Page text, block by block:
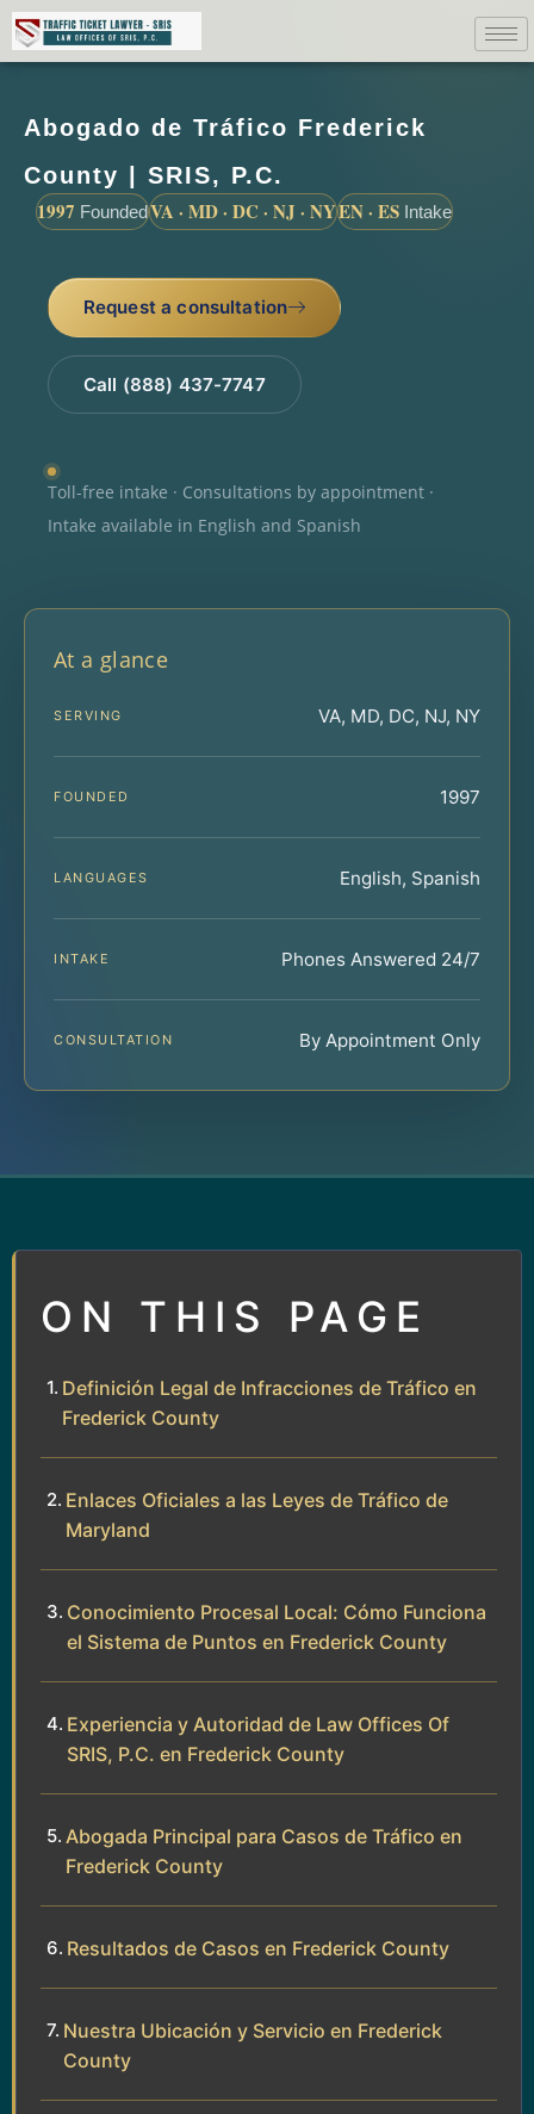
Abogado de Tráfico Frederick
County | SRIS, P.C.
1997 FoundedVA · MD · DC · NJ · NYEN · ES Intake
Request a consultation
Call (888) 437-7747
Toll-free intake · Consultations by appointment ·
Intake available in English and Spanish
At a glance
SERVING VA, MD, DC, NJ, NY
FOUNDED 1997
LANGUAGES English, Spanish
INTAKE Phones Answered 24/7
CONSULTATION By Appointment Only
ON THIS PAGE
Definición Legal de Infracciones de Tráfico en
Frederick County
Enlaces Oficiales a las Leyes de Tráfico de
Maryland
Conocimiento Procesal Local: Cómo Funciona
el Sistema de Puntos en Frederick County
Experiencia y Autoridad de Law Offices Of
SRIS, P.C. en Frederick County
Abogada Principal para Casos de Tráfico en
Frederick County
Resultados de Casos en Frederick County
Nuestra Ubicación y Servicio en Frederick
County